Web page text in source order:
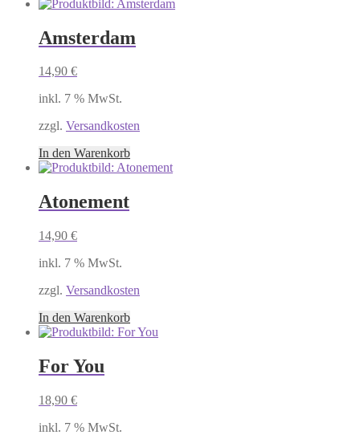
Amsterdam
14,90 €
inkl. 7 % MwSt.
zzgl. Versandkosten
In den Warenkorb
Atonement
14,90 €
inkl. 7 % MwSt.
zzgl. Versandkosten
In den Warenkorb
For You
18,90 €
inkl. 7 % MwSt.